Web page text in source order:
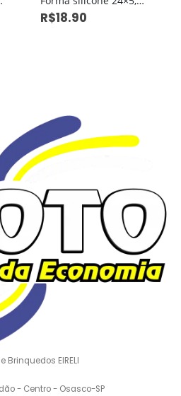
R$18.90
EIRELI
- Centro - Osasco-SP